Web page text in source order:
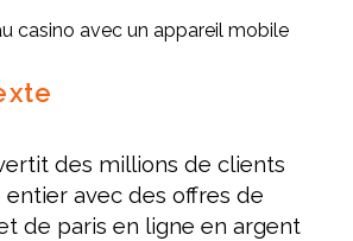
des millions de clients
avec des offres de
de paris en ligne en argent